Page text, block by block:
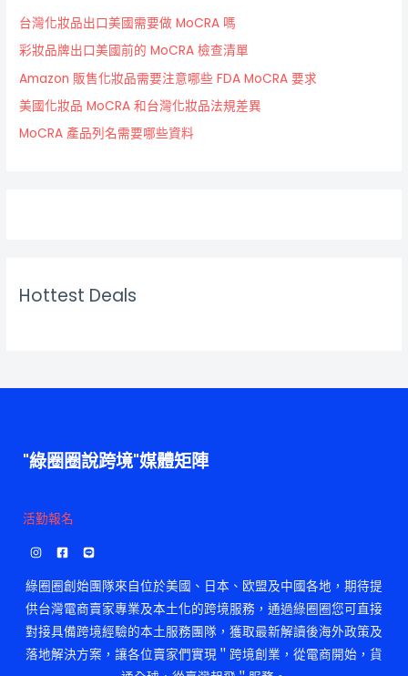
台灣化妝品出口美國需要做 MoCRA 嗎
彩妝品牌出口美國前的 MoCRA 檢查清單
Amazon 販售化妝品需要注意哪些 FDA MoCRA 要求
美國化妝品 MoCRA 和台灣化妝品法規差異
MoCRA 產品列名需要哪些資料
Hottest Deals
"綠圈圈說跨境"媒體矩陣
活勤報名
綠圈圈創始團隊來自位於美國、日本、欧盟及中國各地，期待提
供台灣電商賣家專業及本土化的跨境服務，通過綠圈圈您可直接
對接具備跨境經驗的本土服務團隊，獲取最新解讀後海外政策及
落地解決方案，讓各位賣家們實現＂跨境創業，從電商開始，貨